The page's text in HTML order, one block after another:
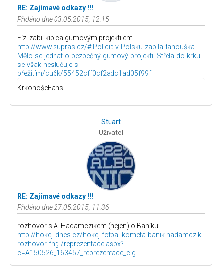
RE: Zajímavé odkazy !!!
Přidáno dne 03.05.2015, 12:15
Fízl zabil kibica gumovým projektilem.
http://www.supras.cz/#!Policie-v-Polsku-zabila-fanouška-
Mělo-se-jednat-o-bezpečný-gumový-projektil-Střela-do-krku-
se-však-neslučuje-s-
přežitím/cu6k/55452cff0cf2adc1ad05f99f
KrkonošeFans
Stuart
Uživatel
RE: Zajímavé odkazy !!!
Přidáno dne 27.05.2015, 11:36
rozhovor s A. Hadamczikem (nejen) o Baníku:
http://hokej.idnes.cz/hokej-fotbal-kometa-banik-hadamczik-
rozhovor-fng-/reprezentace.aspx?
c=A150526_163457_reprezentace_cig